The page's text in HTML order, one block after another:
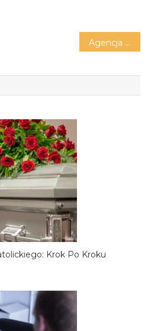
Agencja „Ubezpieczeniowa na Wspólnej” zapewnia różnorodne polisy
Krok Po Kroku